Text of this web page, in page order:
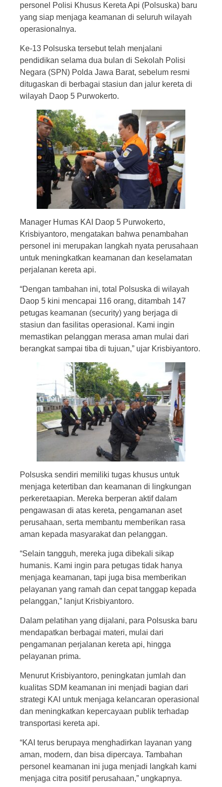
personel Polisi Khusus Kereta Api (Polsuska) baru
yang siap menjaga keamanan di seluruh wilayah
operasionalnya.
Ke-13 Polsuska tersebut telah menjalani
pendidikan selama dua bulan di Sekolah Polisi
Negara (SPN) Polda Jawa Barat, sebelum resmi
ditugaskan di berbagai stasiun dan jalur kereta di
wilayah Daop 5 Purwokerto.
Manager Humas KAI Daop 5 Purwokerto,
Krisbiyantoro, mengatakan bahwa penambahan
personel ini merupakan langkah nyata perusahaan
untuk meningkatkan keamanan dan keselamatan
perjalanan kereta api.
“Dengan tambahan ini, total Polsuska di wilayah
Daop 5 kini mencapai 116 orang, ditambah 147
petugas keamanan (security) yang berjaga di
stasiun dan fasilitas operasional. Kami ingin
memastikan pelanggan merasa aman mulai dari
berangkat sampai tiba di tujuan,” ujar Krisbiyantoro.
Polsuska sendiri memiliki tugas khusus untuk
menjaga ketertiban dan keamanan di lingkungan
perkeretaapian. Mereka berperan aktif dalam
pengawasan di atas kereta, pengamanan aset
perusahaan, serta membantu memberikan rasa
aman kepada masyarakat dan pelanggan.
“Selain tangguh, mereka juga dibekali sikap
humanis. Kami ingin para petugas tidak hanya
menjaga keamanan, tapi juga bisa memberikan
pelayanan yang ramah dan cepat tanggap kepada
pelanggan,” lanjut Krisbiyantoro.
Dalam pelatihan yang dijalani, para Polsuska baru
mendapatkan berbagai materi, mulai dari
pengamanan perjalanan kereta api, hingga
pelayanan prima.
Menurut Krisbiyantoro, peningkatan jumlah dan
kualitas SDM keamanan ini menjadi bagian dari
strategi KAI untuk menjaga kelancaran operasional
dan meningkatkan kepercayaan publik terhadap
transportasi kereta api.
“KAI terus berupaya menghadirkan layanan yang
aman, modern, dan bisa dipercaya. Tambahan
personel keamanan ini juga menjadi langkah kami
menjaga citra positif perusahaan,” ungkapnya.